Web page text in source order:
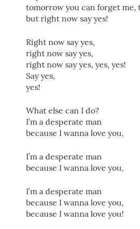
tomorrow you can forget me,
but right now say yes!
Right now say yes,
right now say yes,
right now say yes, yes, yes!
Say yes,
yes!
What else can I do?
I’m a desperate man
because I wanna love you,
I’m a desperate man
because I wanna love you,
I’m a desperate man
because I wanna love you,
because I wanna love you!